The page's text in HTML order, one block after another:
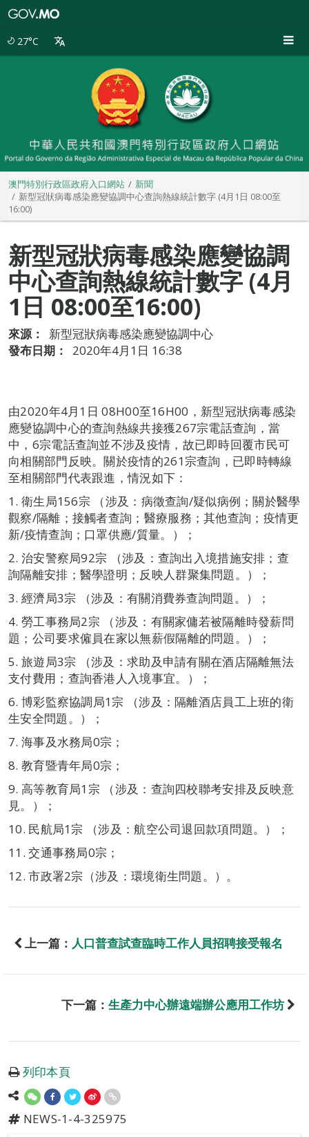
27°C
澳門特別行政區政府入口網站
新聞
新型冠狀病毒感染應變協調中心查詢熱線統計數字 (4月1日 08:00至
16:00)
新型冠狀病毒感染應變協調
中心查詢熱線統計數字 (4月
1日 08:00至16:00)
來源：
新型冠狀病毒感染應變協調中心
發布日期：
2020年4月1日 16:38
由2020年4月1日 08H00至16H00，新型冠狀病毒感染
應變協調中心的查詢熱線共接獲267宗電話查詢，當
中，6宗電話查詢並不涉及疫情，故已即時回覆市民可
向相關部門反映。關於疫情的261宗查詢，已即時轉線
至相關部門代表跟進，情況如下：
1. 衛生局156宗 （涉及：病徵查詢/疑似病例；關於醫學
觀察/隔離；接觸者查詢；醫療服務；其他查詢；疫情更
新/疫情查詢；口罩供應/質量。）；
2. 治安警察局92宗 （涉及：查詢出入境措施安排；查
詢隔離安排；醫學證明；反映人群聚集問題。）；
3. 經濟局3宗 （涉及：有關消費券查詢問題。）；
4. 勞工事務局2宗 （涉及：有關家傭若被隔離時發薪問
題；公司要求僱員在家以無薪假隔離的問題。）；
5. 旅遊局3宗 （涉及：求助及申請有關在酒店隔離無法
支付費用；查詢香港人入境事宜。）；
6. 博彩監察協調局1宗 （涉及：隔離酒店員工上班的衛
生安全問題。）；
7. 海事及水務局0宗；
8. 教育暨青年局0宗；
9. 高等教育局1宗 （涉及：查詢四校聯考安排及反映意
見。）；
10. 民航局1宗 （涉及：航空公司退回款項問題。）；
11. 交通事務局0宗；
12. 市政署2宗（涉及：環境衛生問題。）。
上一篇： 人口普查試查臨時工作人員招聘接受報名
下一篇： 生產力中心辦遠端辦公應用工作坊
列印本頁
NEWS-1-4-325975